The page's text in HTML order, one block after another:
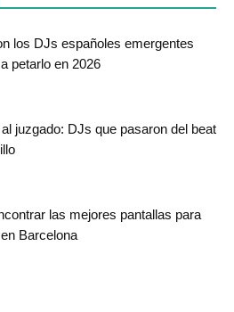
los DJs españoles emergentes
petarlo en 2026
juzgado: DJs que pasaron del beat
las mejores pantallas para
Barcelona